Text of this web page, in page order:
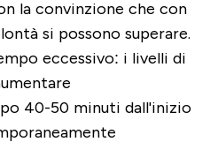
la convinzione che con
si possono superare.
eccessivo: i livelli di
40-50 minuti dall'inizio